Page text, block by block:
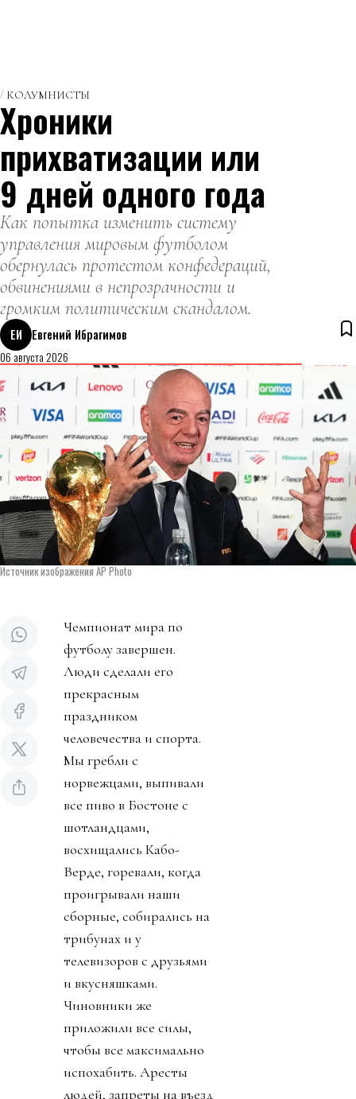
КОЛУМНИСТЫ
Хроники
прихватизации или
9 дней одного года
Как попытка изменить систему
управления мировым футболом
обернулась протестом конфедераций,
обвинениями в непрозрачности и
громким политическим скандалом.
ЕИ
Евгений Ибрагимов
06 августа 2026
Источник изображения AP Photo
Чемпионат мира по
футболу завершен.
Люди сделали его
прекрасным
праздником
человечества и спорта.
Мы гребли с
норвежцами, выпивали
все пиво в Бостоне с
шотландцами,
восхищались Кабо-
Верде, горевали, когда
проигрывали наши
сборные, собирались на
трибунах и у
телевизоров с друзьями
и вкусняшками.
Чиновники же
приложили все силы,
чтобы все максимально
испохабить. Аресты
людей, запреты на въезд